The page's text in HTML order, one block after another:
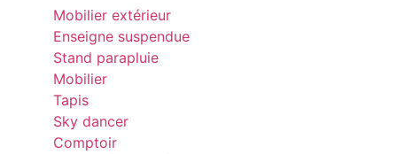
Mobilier extérieur
Enseigne suspendue
Stand parapluie
Mobilier
Tapis
Sky dancer
Comptoir